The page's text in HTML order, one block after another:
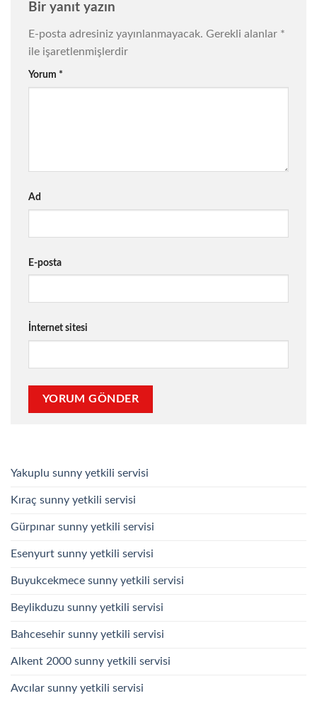
Bir yanıt yazın
E-posta adresiniz yayınlanmayacak. Gerekli alanlar *
ile işaretlenmişlerdir
Yorum *
Ad
E-posta
İnternet sitesi
Yakuplu sunny yetkili servisi
Kıraç sunny yetkili servisi
Gürpınar sunny yetkili servisi
Esenyurt sunny yetkili servisi
Buyukcekmece sunny yetkili servisi
Beylikduzu sunny yetkili servisi
Bahcesehir sunny yetkili servisi
Alkent 2000 sunny yetkili servisi
Avcılar sunny yetkili servisi